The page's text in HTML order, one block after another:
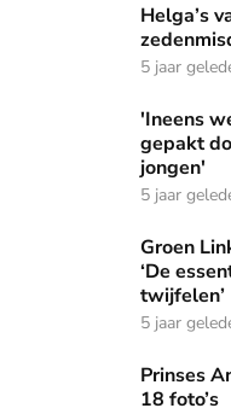
Helga’s vader isHelga’s
5 jaar
'Ineens werd ik vol bij
'Ineens
gepakt
jongen'
5 jaar
Groen Links politicus
Groen
‘De
twijfelen’
5 jaar
Prinses Amalia is 18
Prinses
18 foto’s